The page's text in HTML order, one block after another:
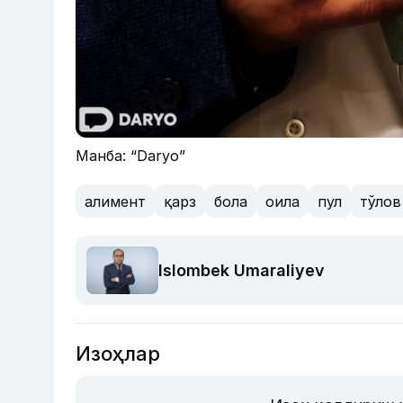
Манба: “Daryo”
алимент қарз бола оила пул тўлов
Islombek Umaraliyev
Изоҳлар